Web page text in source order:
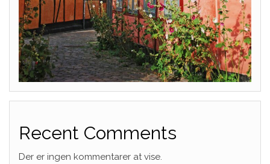
Recent Comments
Der er ingen kommentarer at vise.